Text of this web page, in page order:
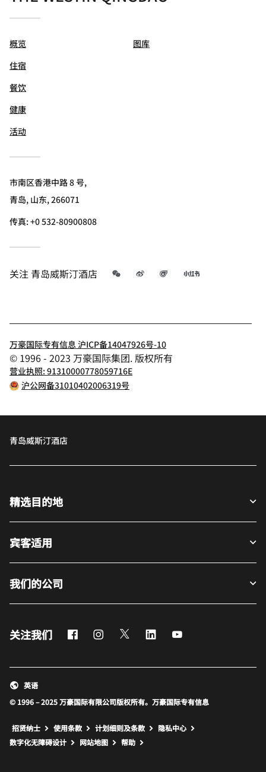
概览
住宿
餐饮
健康
活动
图库
市南区香港中路 8 号,
青岛, 山东, 266071
传真:+0 532-80900808
关注 青岛威斯汀酒店 微信 微博 飞猪 小红书
万豪国际专有信息 沪ICP备14047926号-10
© 1996 - 2023 万豪国际集团. 版权所有
营业执照: 91310000778059716E
沪公网备31010402006319号
青岛威斯汀酒店
精选目的地
宾客适用
我们的公司
关注我们 FacebookInstagram
Twitter LinkedIn
© 1996 – 2025 万豪国际有限公司版权所有。万豪国际专有信息
英语
招贤纳士 使用条款 计划细则及条款
隐私中心
数字化无障碍设计
网站地图 打开新窗口
帮助